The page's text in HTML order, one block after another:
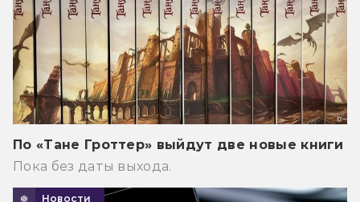
По «Тане Гроттер» выйдут две новые книги
Пока без даты выхода.
Новости